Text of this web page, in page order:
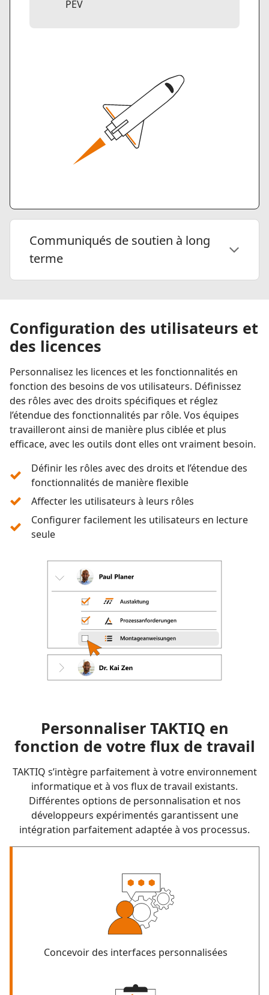
PEV
Communiqués de soutien à long
terme
Configuration des utilisateurs et
des licences
Personnalisez les licences et les fonctionnalités en
fonction des besoins de vos utilisateurs. Définissez
des rôles avec des droits spécifiques et réglez
l’étendue des fonctionnalités par rôle. Vos équipes
travailleront ainsi de manière plus ciblée et plus
efficace, avec les outils dont elles ont vraiment besoin.
Définir les rôles avec des droits et l’étendue des
fonctionnalités de manière flexible
Affecter les utilisateurs à leurs rôles
Configurer facilement les utilisateurs en lecture
seule
Personnaliser TAKTIQ en
fonction de votre flux de travail
TAKTIQ s’intègre parfaitement à votre environnement
informatique et à vos flux de travail existants.
Différentes options de personnalisation et nos
développeurs expérimentés garantissent une
intégration parfaitement adaptée à vos processus.
Concevoir des interfaces personnalisées